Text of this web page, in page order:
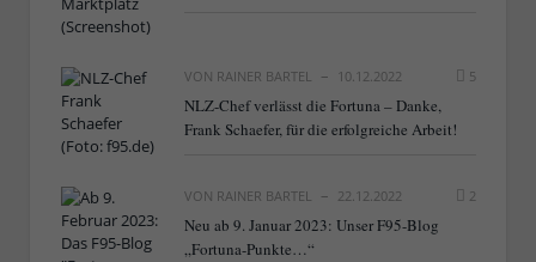
VON RAINER BARTEL 10.12.2022 5
NLZ-Chef verlässt die Fortuna – Danke,
Frank Schaefer, für die erfolgreiche Arbeit!
VON RAINER BARTEL 22.12.2022 2
Neu ab 9. Januar 2023: Unser F95-Blog
„Fortuna-Punkte…“